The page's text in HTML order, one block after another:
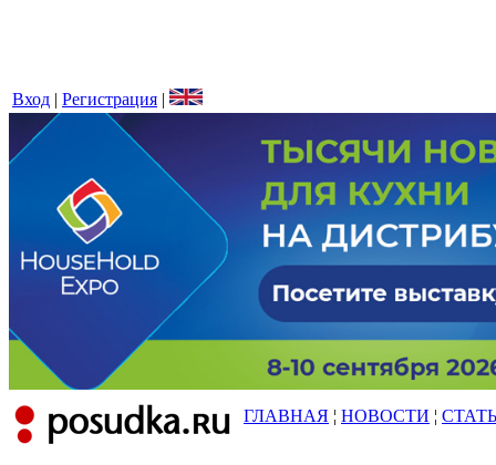
Вход | Регистрация |
ГЛАВНАЯ ¦ НОВОСТИ ¦